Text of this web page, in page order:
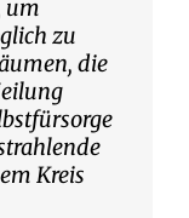
um
zu
die
Kreis